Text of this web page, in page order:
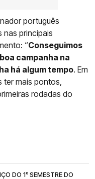
português
nas principais
“Conseguimos
campanha na
há algum tempo. Em
mais pontos,
rodadas do
DO 1º SEMESTRE DO